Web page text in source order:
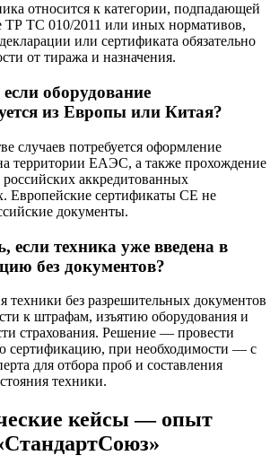
относится к категории, подпадающей
ТР ТС 010/2011 или иных нормативов,
или сертификата обязательно
от тиража и назначения.
оборудование
из Европы или Китая?
случаев потребуется оформление
территории ЕАЭС, а также прохождение
аккредитованных
Европейские сертификаты CE не
документы.
если техника уже введена в
без документов?
техники без разрешительных документов
к штрафам, изъятию оборудования и
страхования. Решение — провести
сертификацию, при необходимости — с
для отбора проб и составления
техники.
кейсы — опыт